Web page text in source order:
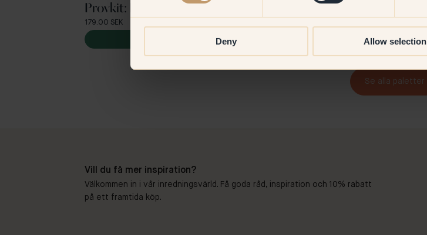
Deny Allow selection
Provkit: Ljusblå
179.00 SEK
Lägg till i varukorg
Se alla paletter
Vill du få mer inspiration?
Välkommen in i vår inredningsvärld. Få goda råd, inspiration och 10% rabatt
på ett framtida köp.